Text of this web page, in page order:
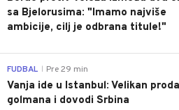
sa Bjelorusima: "Imamo najviše
ambicije, cilj je odbrana titule!"
FUDBAL Pre 29 min
Vanja ide u Istanbul: Velikan
golmana i dovodi Srbina